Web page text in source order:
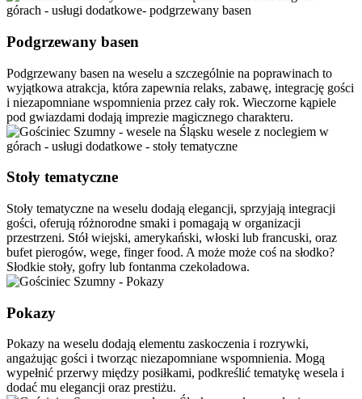
Podgrzewany basen
Podgrzewany basen na weselu a szczególnie na poprawinach to
wyjątkowa atrakcja, która zapewnia relaks, zabawę, integrację gości
i niezapomniane wspomnienia przez cały rok. Wieczorne kąpiele
pod gwiazdami dodają imprezie magicznego charakteru.
Stoły tematyczne
Stoły tematyczne na weselu dodają elegancji, sprzyjają integracji
gości, oferują różnorodne smaki i pomagają w organizacji
przestrzeni. Stół wiejski, amerykański, włoski lub francuski, oraz
bufet pierogów, wege, finger food. A może może coś na słodko?
Słodkie stoły, gofry lub fontanma czekoladowa.
Pokazy
Pokazy na weselu dodają elementu zaskoczenia i rozrywki,
angażując gości i tworząc niezapomniane wspomnienia. Mogą
wypełnić przerwy między posiłkami, podkreślić tematykę wesela i
dodać mu elegancji oraz prestiżu.